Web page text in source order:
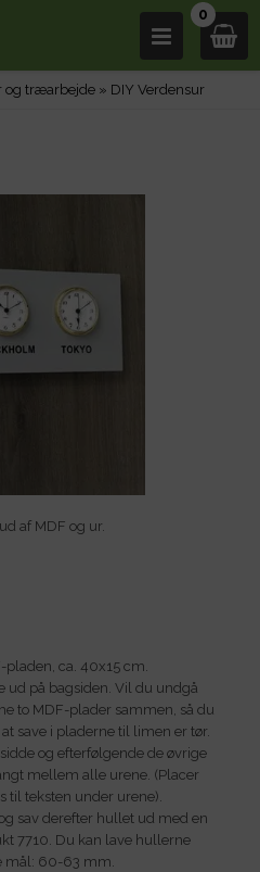
0
og træarbejde » DIY Verdensur
af MDF og ur.
ca. 40x15 cm.
ud på bagsiden. Vil du undgå
to MDF-plader sammen, så du
save i pladerne til limen er tør.
og efterfølgende de øvrige
mellem alle urene. (Placer
til teksten under urene).
sav derefter hullet ud med en
7710. Du kan lave hullerne
mål: 60-63 mm.